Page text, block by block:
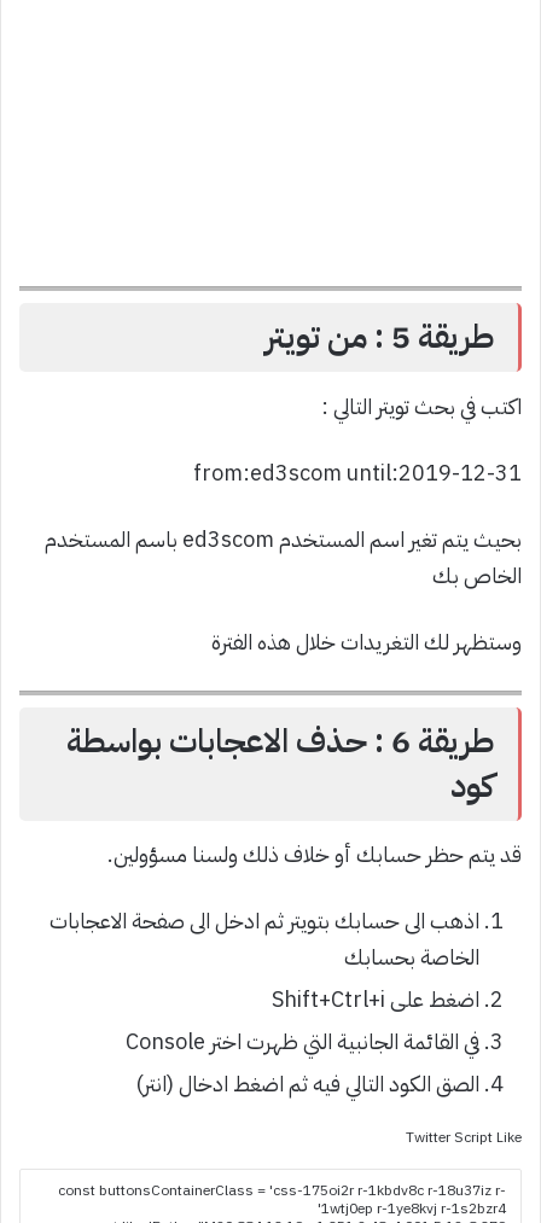
طريقة 5 : من تويتر
اكتب في بحث تويتر التالي :
from:ed3scom until:2019-12-31
بحيث يتم تغير اسم المستخدم ed3scom باسم المستخدم
الخاص بك
وستظهر لك التغريدات خلال هذه الفترة
طريقة 6 : حذف الاعجابات بواسطة
كود
قد يتم حظر حسابك أو خلاف ذلك ولسنا مسؤولين.
اذهب الى حسابك بتويتر ثم ادخل الى صفحة الاعجابات
الخاصة بحسابك
اضغط على Shift+Ctrl+i
في القائمة الجانبية التي ظهرت اختر Console
الصق الكود التالي فيه ثم اضغط ادخال (انتر)
Twitter Script Like